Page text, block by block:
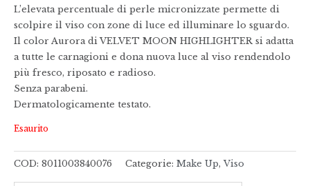
L’elevata percentuale di perle micronizzate permette di
scolpire il viso con zone di luce ed illuminare lo sguardo.
Il color Aurora di VELVET MOON HIGHLIGHTER si adatta
a tutte le carnagioni e dona nuova luce al viso rendendolo
più fresco, riposato e radioso.
Senza parabeni.
Dermatologicamente testato.
Esaurito
COD: 8011003840076 Categorie: Make Up, Viso